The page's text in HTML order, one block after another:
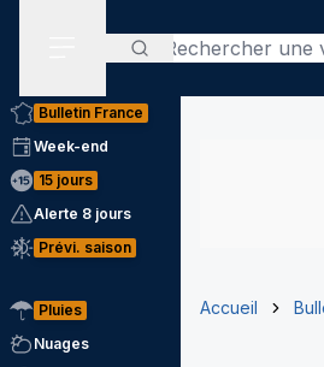
Rechercher
Bulletin France
Week-end
15 jours
Alerte 8 jours
Prévi. saison
Pluies
Nuages
Accueil